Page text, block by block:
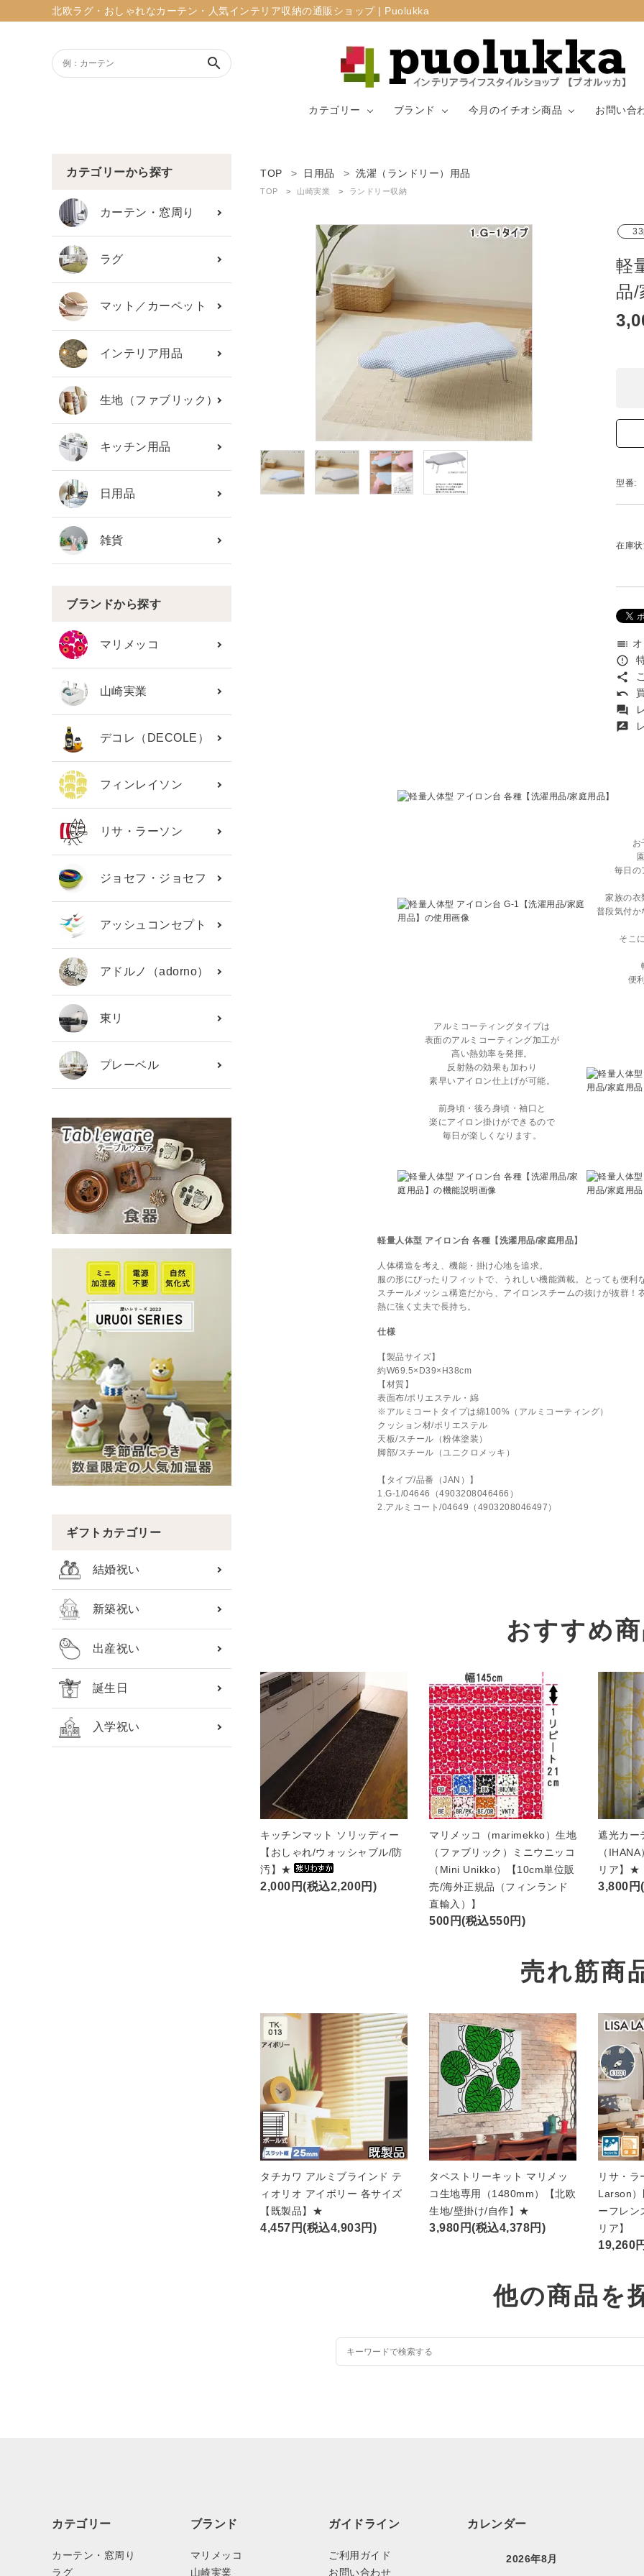
北欧ラグ・おしゃれなカーテン・人気インテリア収納の通販ショップ | Puolukka
search
カテゴリー
カーテン・窓周
り
生地（ファブリ
キッチン用品
ブランド
マリメッコ
リサ・ラーソ
ジョセ
今月のイチオシ商品 お問い合
ようこそ ゲスト 様
ログイン person 新規会員登録
カテゴリーから探す
ブランド
ガイドライン
カテゴリーから探す
カーテン・窓周り
ラグ
マット／カーペット
インテリア用品
生地（ファブリック）
キッチン用品
日用品
雑貨
ブランドから探す
マリメッコ
山崎実業
デコレ（DECOLE）
フィンレイソン
リサ・ラーソン
ジョセフ・ジョセフ
アッシュコンセプト
アドルノ（adorno）
東リ
プレーベル
ギフトカテゴリー
結婚祝い
新築祝い
出産祝い
誕生日
入学祝い
TOP 日用品 洗濯（ランドリー）用品
TOP 山崎実業 ランドリー収納
軽
品/
型番:
在庫
toc
error_outline
share
undo
forum
rate_review
お
毎日の
家族の衣
普段気付か
そこ
便
アルミコーティングタイプは
表面のアルミコーティング加工が
高い熱効率を発揮。
反射熱の効果も加わり
素早いアイロン仕上げが可能。
前身頃・後ろ身頃・袖口と
楽にアイロン掛けができるので
毎日が楽しくなります。
軽量人体型 アイロン台 各種【洗濯用品/家庭用品】
人体構造を考え、機能・掛け心地を追求。
服の形にぴったりフィットで、うれしい機能満載。とっても便利
スチールメッシュ構造だから、アイロンスチームの抜けが抜群！
熱に強く丈夫で長持ち。
仕様
【製品サイズ】
約W69.5×D39×H38cm
【材質】
表面布/ポリエステル・綿
※アルミコートタイプは綿100%（アルミコーティング）
クッション材/ポリエステル
天板/スチール（粉体塗装）
脚部/スチール（ユニクロメッキ）
【タイプ/品番（JAN）】
1.G-1/04646（4903208046466）
2.アルミコート/04649（4903208046497）
おすすめ
キッチンマット ソリッディー
【おしゃれ/ウォッシャブル/防
汚】★
2,000円(税込2,200円)
マリメッコ（marimekko）生地
（ファブリック）ミニウニッコ
（Mini Unikko）【10cm単位販
売/海外正規品（フィンランド
直輸入）】
500円(税込550円)
遮光カー
（
リア】★
3,800円
売れ筋商
タチカワ アルミブラインド テ
ィオリオ アイボリー 各サイズ
【既製品】★
4,457円(税込4,903円)
タペストリーキット マリメッ
コ生地専用（1480mm）【北欧
生地/壁掛け/自作】★
3,980円(税込4,378円)
リサ・ラ
Larson）
ーフレン
リア】
19,260
他の商品を
カテゴリー
カーテン・窓周り
ラグ
ブランド
マリメッコ
山崎実業
ガイドライン
ご利用ガイド
お問い合わせ
カレンダー
2026年8月